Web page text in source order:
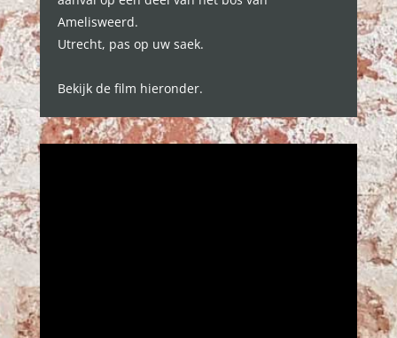
Amelisweerd.
Utrecht, pas op uw saek.
Bekijk de film hieronder.